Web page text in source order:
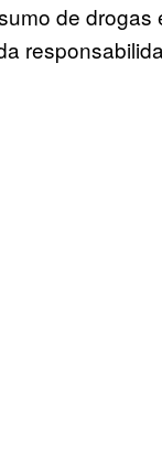
de